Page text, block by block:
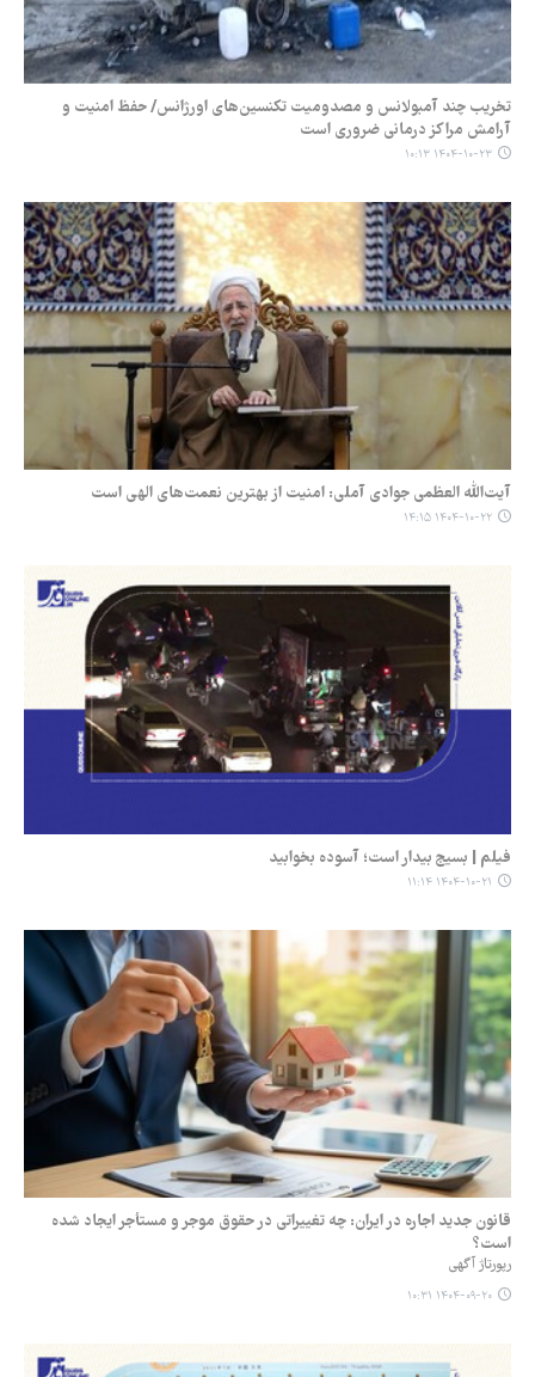
تخریب چند آمبولانس و مصدومیت تکنسین‌های اورژانس/ حفظ امنیت و
آرامش مراکز درمانی ضروری است
۱۴۰۴-۱۰-۲۳ ۱۰:۱۳
آیت‌الله العظمی جوادی آملی: امنیت از بهترین نعمت‌های الهی است
۱۴۰۴-۱۰-۲۲ ۱۴:۱۵
فیلم | بسیج بیدار است؛ آسوده بخوابید
۱۴۰۴-۱۰-۲۱ ۱۱:۱۴
قانون جدید اجاره در ایران: چه تغییراتی در حقوق موجر و مستأجر ایجاد شده
است؟
رپورتاژ آگهی
۱۴۰۴-۰۹-۲۰ ۱۰:۳۱